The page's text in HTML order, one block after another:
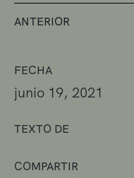
FECHA
junio 19, 2021
TEXTO DE
COMPARTIR
ANTERIOR